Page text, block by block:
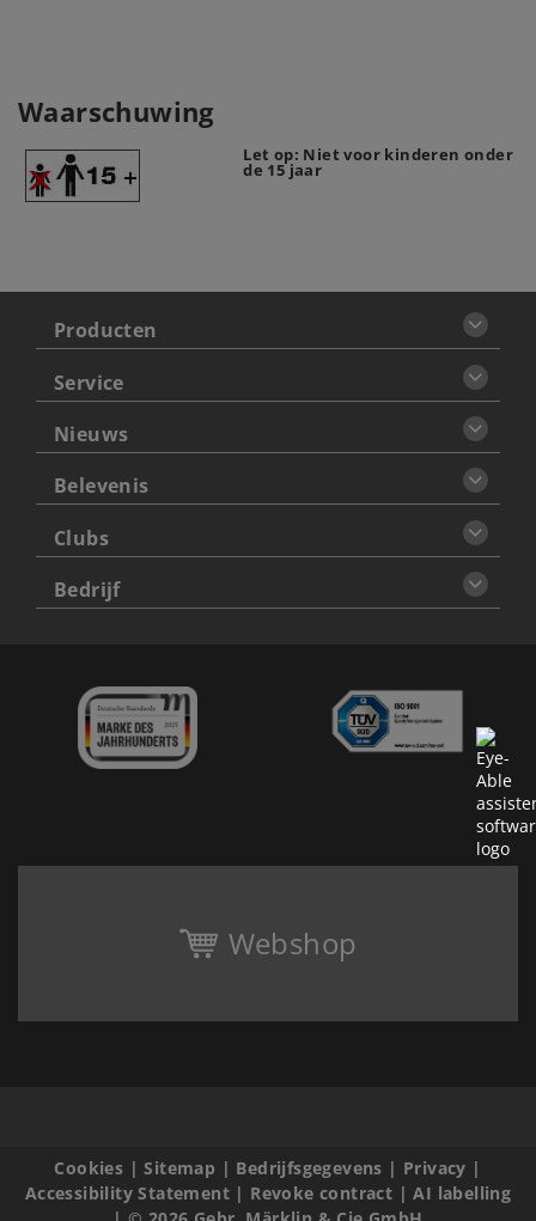
Waarschuwing
Let op: Niet voor kinderen onder
de 15 jaar
Producten
Service
Nieuws
Belevenis
Clubs
Bedrijf
Webshop
Cookies |Sitemap | Bedrijfsgegevens | Privacy |
Accessibility Statement| Revoke contract |AI labelling